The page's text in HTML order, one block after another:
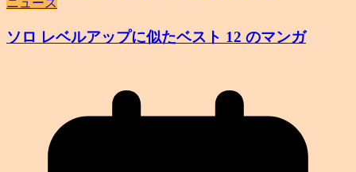
ニュース
ソロ レベルアップに似たベスト 12 のマンガ